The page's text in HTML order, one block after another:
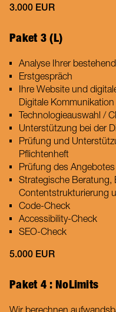
3.000 EUR
Paket 3 (L)
Analyse Ihrer
Erstgespräch
Ihre Website und
Digitale
Technologieauswahl /
Unterstützung bei der
Prüfung und
Pflichtenheft
Prüfung des Angebotes
Strategische Beratung,
Contentstrukturierung
Code-Check
Accessibility-Check
SEO-Check
5.000 EUR
Paket 4 : NoLimits
Wir berechnen